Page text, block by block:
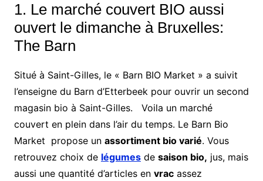
1. Le marché couvert BIO aussi
ouvert le dimanche à Bruxelles:
The Barn
Situé à Saint-Gilles, le « Barn BIO Market » a suivit
l’enseigne du Barn d’Etterbeek pour ouvrir un second
magasin bio à Saint-Gilles. Voila un marché
couvert en plein dans l’air du temps. Le Barn Bio
Market propose un assortiment bio varié. Vous
retrouvez choix de légumesde saison bio, jus, mais
aussi une quantité d’articles en vracassez